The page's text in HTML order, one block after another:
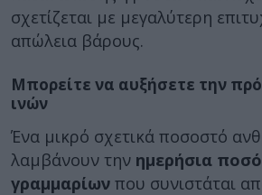
σχετίζεται με μεγαλύτερη
απώλεια βάρους.
Μπορείτε να αυξήσετε την
ινών
Ένα μικρό σχετικά ποσοστό
λαμβάνουν την ημερήσια
γραμμαρίων που συνιστάται